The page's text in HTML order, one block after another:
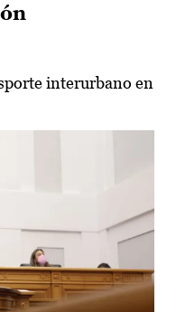
interurbano en